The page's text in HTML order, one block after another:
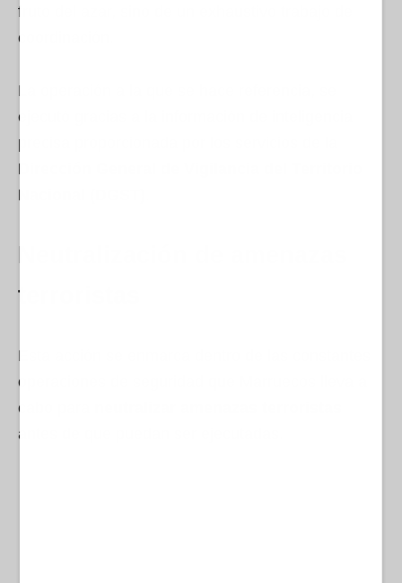
fruto del azar, sino de un exhaustivo trabajo de
coordinación.
La operación a la que se hace referencia, se
ejecutó gracias a la información de inteligencia
precisa proporcionada por los servicios de la
Dirección General de Vigilancia del Territorio
Nacional (DGST)
Neutralización de amenazas
terroristas
Esta acción se enmarca dentro de las constantes
operaciones de seguridad que Marruecos lleva a
cabo para
antes de que puedan ser ejecutadas.